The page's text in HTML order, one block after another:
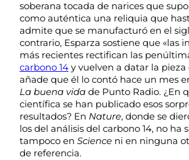
soberana tocada de narices que
como auténtica una reliquia que
admite que se manufacturó en el
contrario, Esparza sostiene que «las
más recientes rectifican las
carbono 14 y vuelven a datar la pieza
añade que él lo contó hace un mes
La buena vida de Punto Radio. ¿En
científica se han publicado esos
resultados? En Nature, donde se
los del análisis del carbono 14, no ha
tampoco en Science ni en ninguna
de referencia.